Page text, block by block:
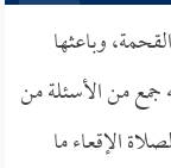
وباعثها
جمع من الأسئلة من
الإقعاء ما